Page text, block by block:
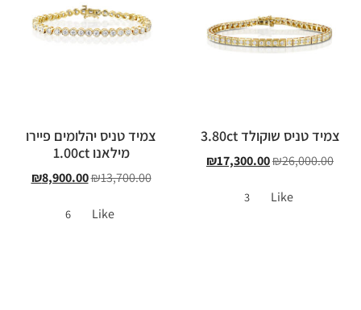
צמיד טניס שוקולד 3.80ct
₪26,000.00
₪17,300.00
Like
3
צמיד טניס יהלומים פיירו
מילאנו 1.00ct
₪13,700.00
₪8,900.00
Like
6